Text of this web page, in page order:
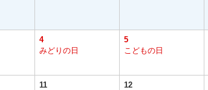
4
みどりの日
5
こどもの日
11 12